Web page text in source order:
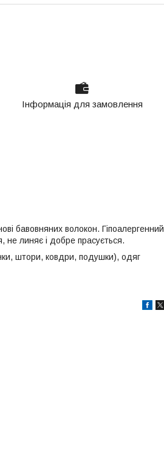
Інформація для замовлення
бавовняних волокон. Гіпоалергенний
не линяє і добре прасується.
штори, ковдри, подушки), одяг